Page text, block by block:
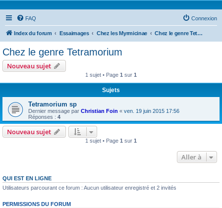
FAQ Connexion
Index du forum Essaimages Chez les Myrmicinae Chez le genre Tetramorium
Chez le genre Tetramorium
Nouveau sujet
1 sujet • Page 1 sur 1
Sujets
Tetramorium sp
Dernier message par Christian Foin « ven. 19 juin 2015 17:56
Réponses : 4
Nouveau sujet
1 sujet • Page 1 sur 1
Aller à
QUI EST EN LIGNE
Utilisateurs parcourant ce forum : Aucun utilisateur enregistré et 2 invités
PERMISSIONS DU FORUM